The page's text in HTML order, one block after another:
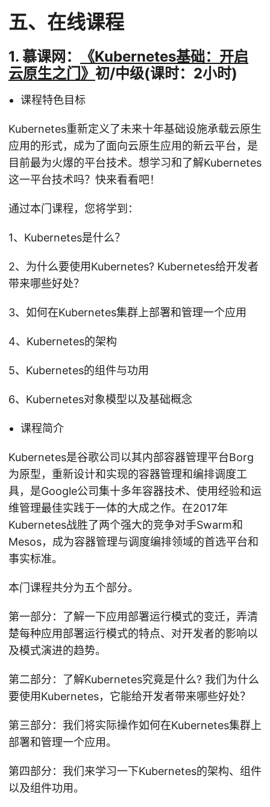
五、在线课程
1. 慕课网：
《Kubernetes基础：开启
云原生之门》 初/中级(课时：2小时)
课程特色目标
Kubernetes重新定义了未来十年基础设施承载云原生
应用的形式，成为了面向云原生应用的新云平台，是
目前最为火爆的平台技术。想学习和了解Kubernetes
这一平台技术吗？快来看看吧！
通过本门课程，您将学到：
1、Kubernetes是什么？
2、为什么要使用Kubernetes? Kubernetes给开发者
带来哪些好处？
3、如何在Kubernetes集群上部署和管理一个应用
4、Kubernetes的架构
5、Kubernetes的组件与功用
6、Kubernetes对象模型以及基础概念
课程简介
Kubernetes是谷歌公司以其内部容器管理平台Borg
为原型，重新设计和实现的容器管理和编排调度工
具，是Google公司集十多年容器技术、使用经验和运
维管理最佳实践于一体的大成之作。在2017年
Kubernetes战胜了两个强大的竞争对手Swarm和
Mesos，成为容器管理与调度编排领域的首选平台和
事实标准。
本门课程共分为五个部分。
第一部分：了解一下应用部署运行模式的变迁，弄清
楚每种应用部署运行模式的特点、对开发者的影响以
及模式演进的趋势。
第二部分：了解Kubernetes究竟是什么? 我们为什么
要使用Kubernetes，它能给开发者带来哪些好处？
第三部分：我们将实际操作如何在Kubernetes集群上
部署和管理一个应用。
第四部分：我们来学习一下Kubernetes的架构、组件
以及组件功用。